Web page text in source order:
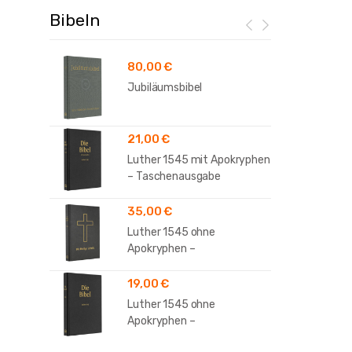
Bibeln
80,00€
Jubiläumsbibel
21,00€
Luther 1545 mit Apokryphen
– Taschenausgabe
35,00€
Luther 1545 ohne
Apokryphen –
19,00€
Luther 1545 ohne
Apokryphen –